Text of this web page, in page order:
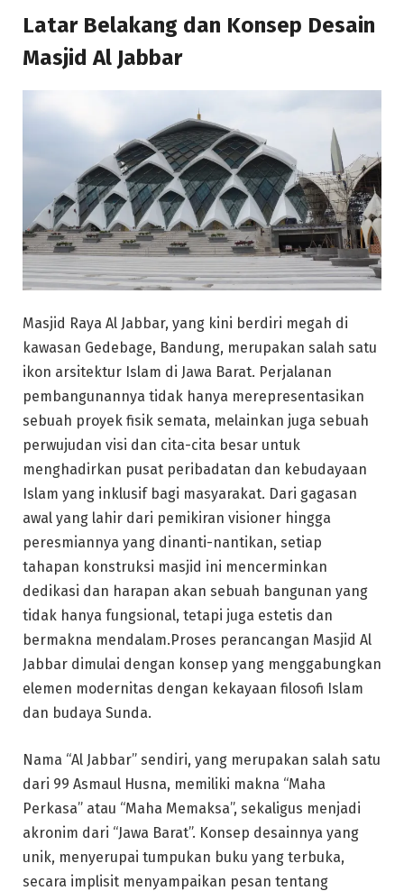
Latar Belakang dan Konsep Desain
Masjid Al Jabbar
Masjid Raya Al Jabbar, yang kini berdiri megah di
kawasan Gedebage, Bandung, merupakan salah satu
ikon arsitektur Islam di Jawa Barat. Perjalanan
pembangunannya tidak hanya merepresentasikan
sebuah proyek fisik semata, melainkan juga sebuah
perwujudan visi dan cita-cita besar untuk
menghadirkan pusat peribadatan dan kebudayaan
Islam yang inklusif bagi masyarakat. Dari gagasan
awal yang lahir dari pemikiran visioner hingga
peresmiannya yang dinanti-nantikan, setiap
tahapan konstruksi masjid ini mencerminkan
dedikasi dan harapan akan sebuah bangunan yang
tidak hanya fungsional, tetapi juga estetis dan
bermakna mendalam.Proses perancangan Masjid Al
Jabbar dimulai dengan konsep yang menggabungkan
elemen modernitas dengan kekayaan filosofi Islam
dan budaya Sunda.
Nama “Al Jabbar” sendiri, yang merupakan salah satu
dari 99 Asmaul Husna, memiliki makna “Maha
Perkasa” atau “Maha Memaksa”, sekaligus menjadi
akronim dari “Jawa Barat”. Konsep desainnya yang
unik, menyerupai tumpukan buku yang terbuka,
secara implisit menyampaikan pesan tentang